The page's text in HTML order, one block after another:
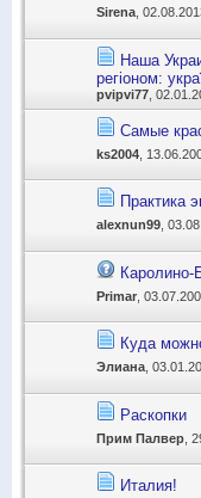
Sirena ,
Наша
регіоном:
pvipvi77 ,
Самые
ks2004 ,
Практика
alexnun99 ,
Каролино-
Primar ,
Куда
Элиана ,
Раскопки
Прим Палвер ,
Италия!